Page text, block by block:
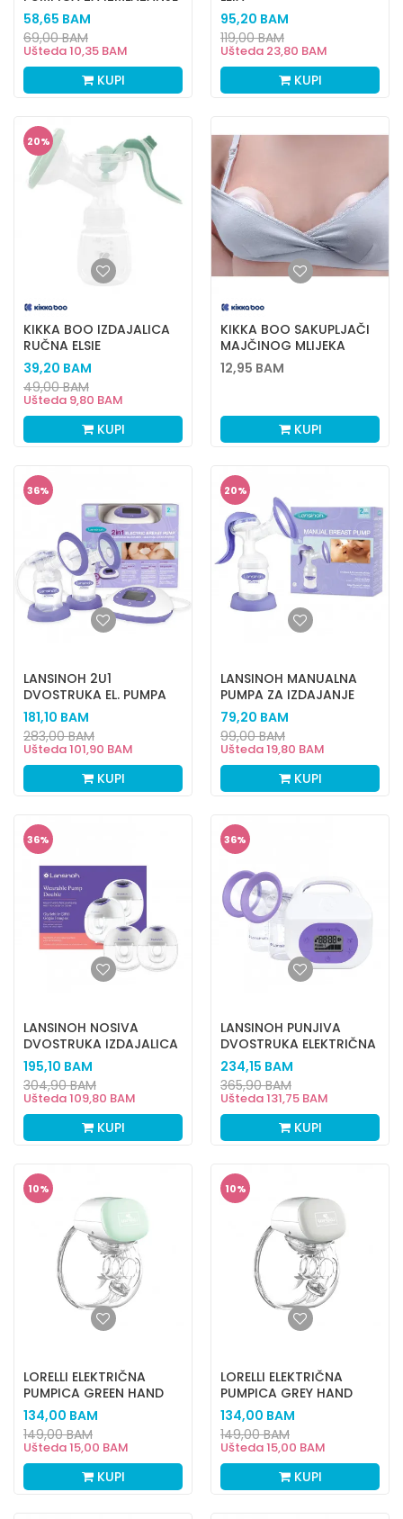
MLEKA150ML
58,65 BAM
Ušteda10,35 BAM
69,00BAM
KUPI
95,20 BAM
Ušteda 23,80 BAM
119,00BAM
KUPI
20%
KIKKA BOO IZDAJALICA
RUČNA ELSIE
39,20 BAM
Ušteda 9,80 BAM
49,00BAM
KUPI
KIKKA BOO SAKUPLJAČI
MAJČINOG MLIJEKA
2KOM
12,95 BAM
KUPI
36%
LANSINOH 2U1
DVOSTRUKA EL. PUMPA
ZA IZDAJANJE
181,10 BAM
Ušteda101,90 BAM
283,00BAM
KUPI
20%
LANSINOH MANUALNA
PUMPA ZA IZDAJANJE
79,20 BAM
Ušteda19,80 BAM
99,00BAM
KUPI
36%
LANSINOH NOSIVA
DVOSTRUKA IZDAJALICA
195,10 BAM
Ušteda109,80 BAM
304,90BAM
KUPI
36%
LANSINOH PUNJIVA
DVOSTRUKA ELEKTRIČNA
IZDAJALICA
234,15 BAM
Ušteda131,75 BAM
365,90BAM
KUPI
10%
LORELLI ELEKTRIČNA
PUMPICA GREEN HAND
FREE
134,00 BAM
Ušteda15,00 BAM
149,00BAM
KUPI
10%
LORELLI ELEKTRIČNA
PUMPICA GREY HAND
FREE
134,00 BAM
Ušteda15,00 BAM
149,00BAM
KUPI